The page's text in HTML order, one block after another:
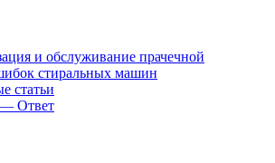
и обслуживание прачечной
стиральных машин
статьи
Ответ